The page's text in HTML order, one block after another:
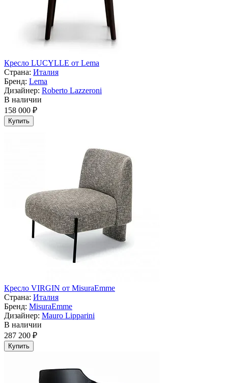
Кресло LUCYLLE от Lema
Страна: Италия
Бренд: Lema
Дизайнер: Roberto Lazzeroni
В наличии
158 000 ₽
Купить
Кресло VIRGIN от MisuraEmme
Страна: Италия
Бренд: MisuraEmme
Дизайнер: Mauro Lipparini
В наличии
287 200 ₽
Купить